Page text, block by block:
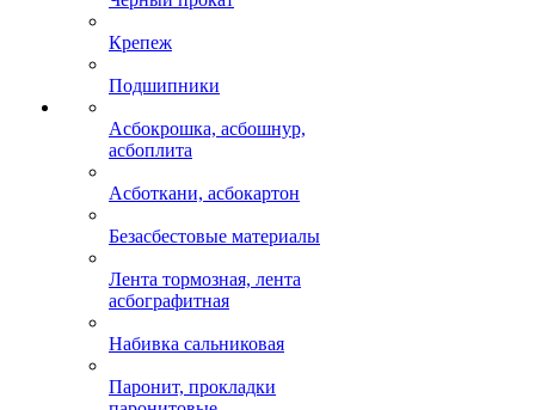
Крепеж
Подшипники
Асбокрошка, асбошнур,
асбоплита
Асботкани, асбокартон
Безасбестовые материалы
Лента тормозная, лента
асбографитная
Набивка сальниковая
Паронит, прокладки